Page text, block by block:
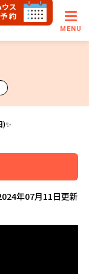
ス
約
MENU
年07月11日更新